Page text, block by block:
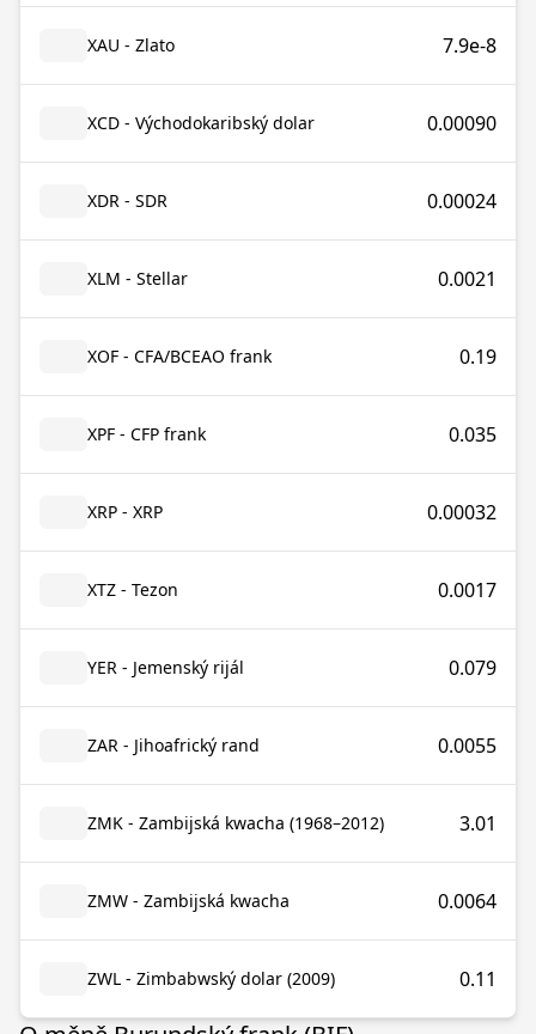
XAU - Zlato 7.9e-8
XCD - Východokaribský dolar 0.00090
XDR - SDR 0.00024
XLM - Stellar 0.0021
XOF - CFA/BCEAO frank 0.19
XPF - CFP frank 0.035
XRP - XRP 0.00032
XTZ - Tezon 0.0017
YER - Jemenský rijál 0.079
ZAR - Jihoafrický rand 0.0055
ZMK - Zambijská kwacha (1968–2012) 3.01
ZMW - Zambijská kwacha 0.0064
ZWL - Zimbabwský dolar (2009) 0.11